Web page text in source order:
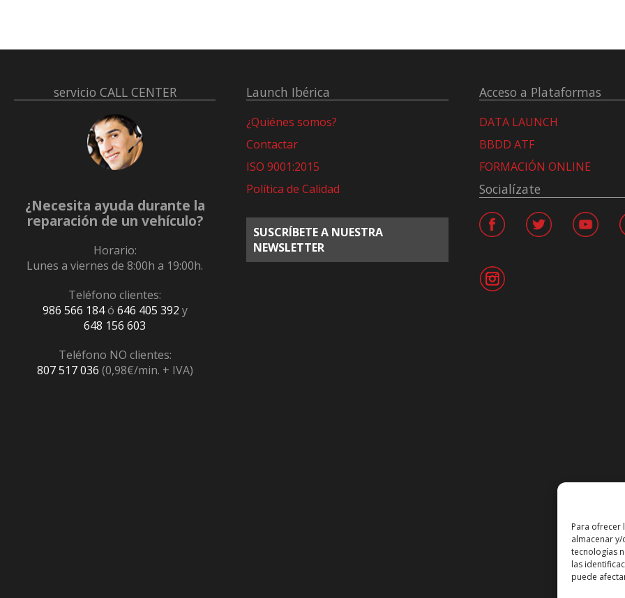
Para ofrecer
almacenar
tecnologías
las
puede
servicio CALL CENTER
¿Necesita ayuda durante la
reparación de un vehículo?
Horario:
Lunes a viernes de 8:00h a 19:00h.
Teléfono clientes:
986 566 184ó 646 405 392 y
648 156 603
Teléfono NO clientes:
807 517 036 (0,98€/min. + IVA)
Launch Ibérica
¿Quiénes somos?
Contactar
ISO 9001:2015
Política de Calidad
SUSCRÍBETE A NUESTRA
NEWSLETTER
Acceso a Plataformas
DATA LAUNCH
BBDD ATF
FORMACIÓN ONLINE
Socialízate